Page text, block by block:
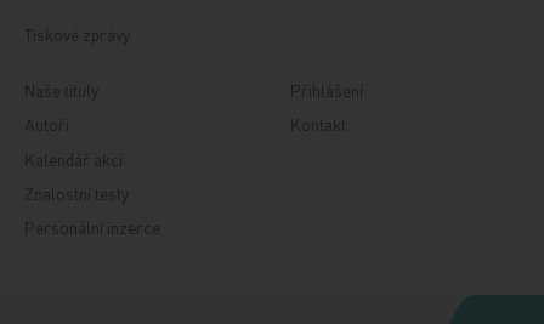
Tiskové zprávy
Naše tituly
Autoři
Kalendář akcí
Znalostní testy
Personální inzerce
Přihlášení
Kontakt